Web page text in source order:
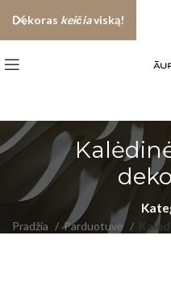
Pradžia Parduotuvė
Dekoras keičiaviską!